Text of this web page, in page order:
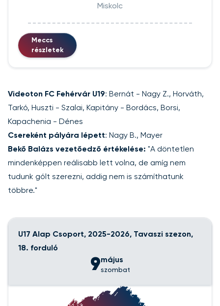
Miskolc
Meccs
részletek
Videoton FC Fehérvár U19: Bernát - Nagy Z., Horváth,
Tarkó, Huszti - Szalai, Kapitány - Bordács, Borsi,
Kapachenia - Dénes
Csereként pályára lépett: Nagy B., Mayer
Bekő Balázs vezetőedző értékelése: "A döntetlen
mindenképpen reálisabb lett volna, de amíg nem
tudunk gólt szerezni, addig nem is számíthatunk
többre."
U17 Alap Csoport, 2025-2026, Tavaszi szezon,
18. forduló
9május
szombat